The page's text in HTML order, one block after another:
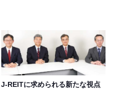
J-REITに求められる新たな視点